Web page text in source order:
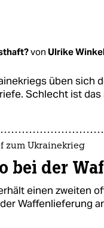
von Ulrike
üben sich
Schlecht ist
zum Ukrainekrieg
bei der
einen zweiten
Waffenlieferung